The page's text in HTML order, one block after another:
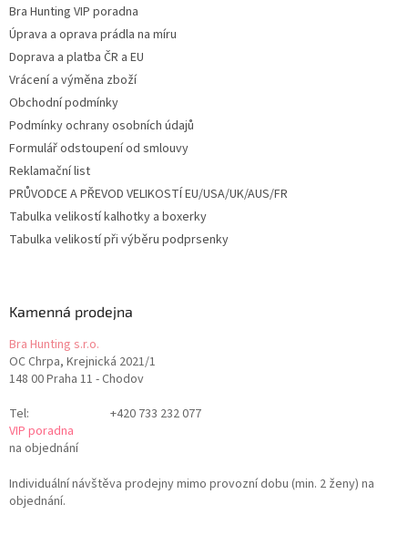
Bra Hunting VIP poradna
Úprava a oprava prádla na míru
Doprava a platba ČR a EU
Vrácení a výměna zboží
Obchodní podmínky
Podmínky ochrany osobních údajů
Formulář odstoupení od smlouvy
Reklamační list
PRŮVODCE A PŘEVOD VELIKOSTÍ EU/USA/UK/AUS/FR
Tabulka velikostí kalhotky a boxerky
Tabulka velikostí při výběru podprsenky
Kamenná prodejna
Bra Hunting s.r.o.
OC Chrpa, Krejnická 2021/1
148 00 Praha 11 - Chodov
Tel:
+420 733 232 077
VIP poradna
na objednání
Individuální návštěva prodejny mimo provozní dobu (min. 2 ženy) na
objednání.